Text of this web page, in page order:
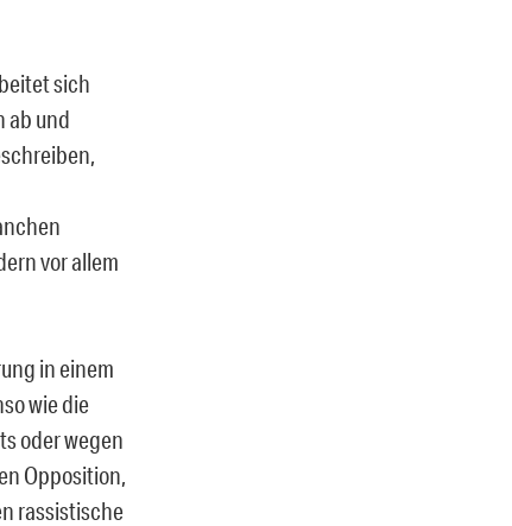
sich
ab und
vor allem
in einem
wie die
oder wegen
Opposition,
rassistische